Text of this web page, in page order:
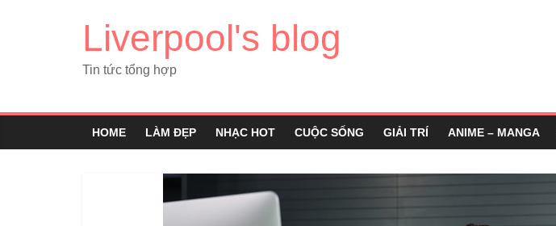
Liverpool's blog
Tin tức tổng hợp
HOME LÀM ĐẸP NHẠC HOT CUỘC SỐNG GIẢI TRÍ ANIME – MANGA